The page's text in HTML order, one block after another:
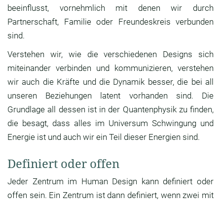
beeinflusst, vornehmlich mit denen wir durch
Partnerschaft, Familie oder Freundeskreis verbunden
sind.
Verstehen wir, wie die verschiedenen Designs sich
miteinander verbinden und kommunizieren, verstehen
wir auch die Kräfte und die Dynamik besser, die bei all
unseren Beziehungen latent vorhanden sind. Die
Grundlage all dessen ist in der Quantenphysik zu finden,
die besagt, dass alles im Universum Schwingung und
Energie ist und auch wir ein Teil dieser Energien sind.
Definiert oder offen
Jeder Zentrum im Human Design kann definiert oder
offen sein. Ein Zentrum ist dann definiert, wenn zwei mit